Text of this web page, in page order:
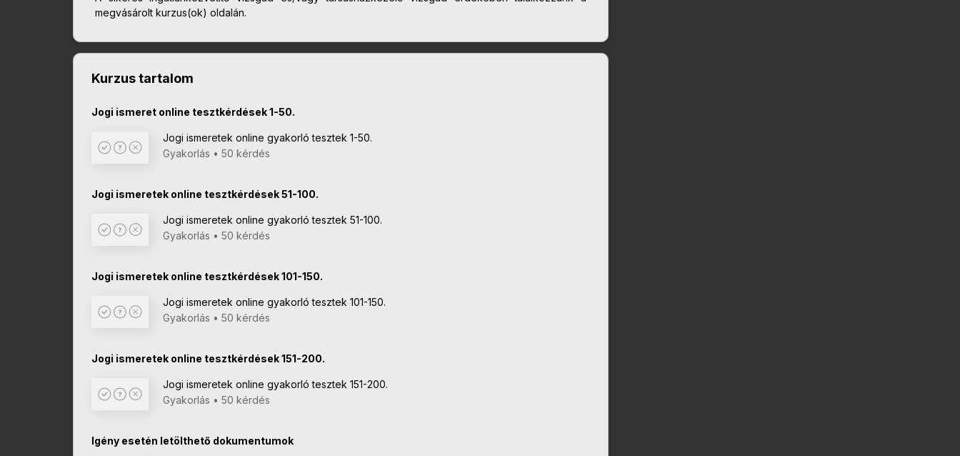
megvásárolt kurzus(ok) oldalán.
Kurzus tartalom
Jogi ismeret online tesztkérdések 1-50.
Jogi ismeretek online gyakorló tesztek 1-50.
Gyakorlás • 50 kérdés
Jogi ismeretek online tesztkérdések 51-100.
Jogi ismeretek online gyakorló tesztek 51-100.
Gyakorlás • 50 kérdés
Jogi ismeretek online tesztkérdések 101-150.
Jogi ismeretek online gyakorló tesztek 101-150.
Gyakorlás • 50 kérdés
Jogi ismeretek online tesztkérdések 151-200.
Jogi ismeretek online gyakorló tesztek 151-200.
Gyakorlás • 50 kérdés
Igény esetén letölthető dokumentumok